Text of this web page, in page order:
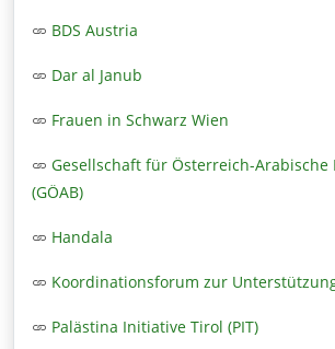
BDS Austria
Dar al Janub
Frauen in Schwarz Wien
Gesellschaft für Österreich-Arabische
(GÖAB)
Handala
Koordinationsforum zur
Palästina Initiative Tirol (PIT)